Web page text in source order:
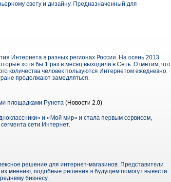
свету и дизайну. Предназначенный для
Интернета в разных регионах России. На осень 2013
хотя бы 1 раз в месяц выходили в Сеть. Отметим, что
количества человек пользуются Интернетом ежедневно.
продолжают замедляться.
площадками Рунета (Новости 2.0)
и «Мой мир» и стала первым сервисом,
сети Интернет.
решение для интернет-магазинов. Представители
мнению, подобные решения в будущем помогут вывести
бизнесу.